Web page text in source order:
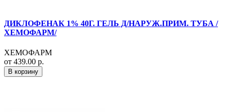
ДИКЛОФЕНАК 1% 40Г. ГЕЛЬ Д/НАРУЖ.ПРИМ. ТУБА /
ХЕМОФАРМ/
ХЕМОФАРМ
от 439.00 р.
В корзину